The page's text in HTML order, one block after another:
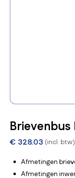
Brievenbus
€ 328.03 (incl. btw)
Afmetingen
Afmetingen